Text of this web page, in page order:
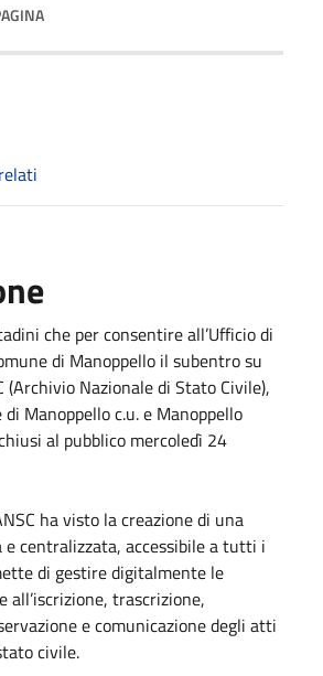
che per consentire all’Ufficio di
di Manoppello il subentro su
(Archivio Nazionale di Stato Civile),
Manoppello c.u. e Manoppello
al pubblico mercoledì 24
ha visto la creazione di una
centralizzata, accessibile a tutti i
di gestire digitalmente le
all’iscrizione, trascrizione,
e comunicazione degli atti
civile.